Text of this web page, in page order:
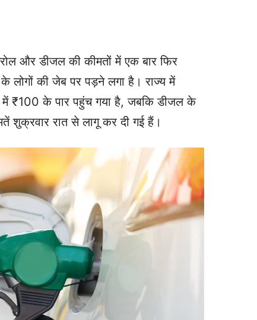
और डीजल की कीमतों में एक बार फिर
के लोगों की जेब पर पड़ने लगा है। राज्य में
में ₹100 के पार पहुंच गया है, जबकि डीजल के
शुक्रवार रात से लागू कर दी गई हैं।